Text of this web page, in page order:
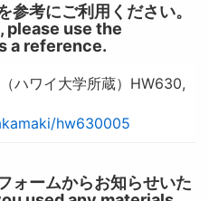
参考にご利用ください。
please use the
a reference.
ハワイ大学所蔵）HW630,
hw630005
ォームからお知らせいた